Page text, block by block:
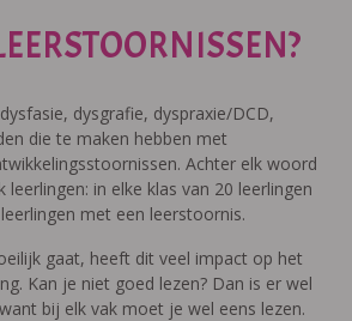
dysgrafie, dyspraxie/DCD,
die te maken hebben met
Achter elk woord
leerlingen: in elke klas van 20 leerlingen
met een leerstoornis.
gaat, heeft dit veel impact op het
Kan je niet goed lezen? Dan is er wel
bij elk vak moet je wel eens lezen.